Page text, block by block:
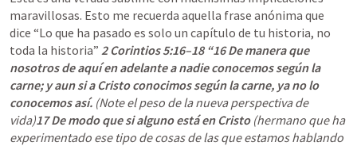
maravillosas. Esto me recuerda aquella frase anónima que
dice “Lo que ha pasado es solo un capítulo de tu historia, no
toda la historia” 2 Corintios 5:16–18 “16 De manera que
nosotros de aquí en adelante a nadie conocemos según la
carne; y aun si a Cristo conocimos según la carne, ya no lo
conocemos así. (Note el peso de la nueva perspectiva de
vida)17 De modo que si alguno está en Cristo (hermano que ha
experimentado ese tipo de cosas de las que estamos hablando